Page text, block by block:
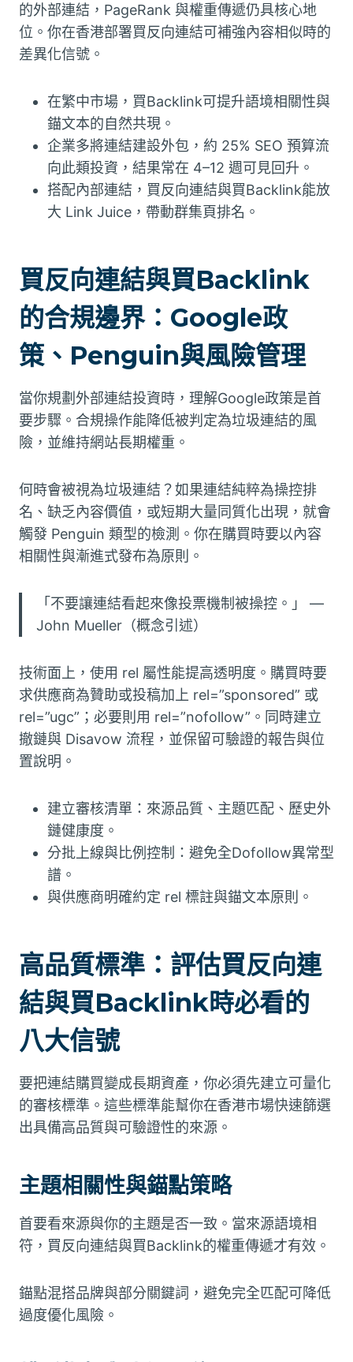
的外部連結，PageRank 與權重傳遞仍具核心地
位。你在香港部署買反向連結可補強內容相似時的
差異化信號。
在繁中市場，買Backlink可提升語境相關性與
錨文本的自然共現。
企業多將連結建設外包，約 25% SEO 預算流
向此類投資，結果常在 4–12 週可見回升。
搭配內部連結，買反向連結與買Backlink能放
大 Link Juice，帶動群集頁排名。
買反向連結與買Backlink
的合規邊界：Google政
策、Penguin與風險管理
當你規劃外部連結投資時，理解Google政策是首
要步驟。合規操作能降低被判定為垃圾連結的風
險，並維持網站長期權重。
何時會被視為垃圾連結？如果連結純粹為操控排
名、缺乏內容價值，或短期大量同質化出現，就會
觸發 Penguin 類型的檢測。你在購買時要以內容
相關性與漸進式發布為原則。
「不要讓連結看起來像投票機制被操控。」 —
John Mueller（概念引述）
技術面上，使用 rel 屬性能提高透明度。購買時要
求供應商為贊助或投稿加上 rel=”sponsored” 或
rel=”ugc”；必要則用 rel=”nofollow”。同時建立
撤鏈與 Disavow 流程，並保留可驗證的報告與位
置說明。
建立審核清單：來源品質、主題匹配、歷史外
鏈健康度。
分批上線與比例控制：避免全Dofollow異常型
譜。
與供應商明確約定 rel 標註與錨文本原則。
高品質標準：評估買反向連
結與買Backlink時必看的
八大信號
要把連結購買變成長期資產，你必須先建立可量化
的審核標準。這些標準能幫你在香港市場快速篩選
出具備高品質與可驗證性的來源。
主題相關性與錨點策略
首要看來源與你的主題是否一致。當來源語境相
符，買反向連結與買Backlink的權重傳遞才有效。
錨點混搭品牌與部分關鍵詞，避免完全匹配可降低
過度優化風險。